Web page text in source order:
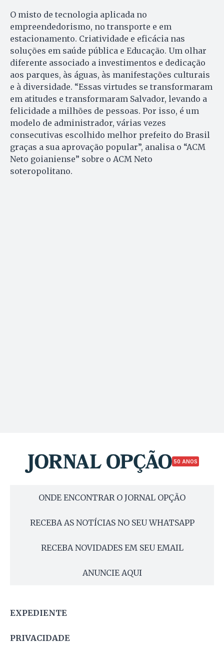
O misto de tecnologia aplicada no
empreendedorismo, no transporte e em
estacionamento. Criatividade e eficácia nas
soluções em saúde pública e Educação. Um olhar
diferente associado a investimentos e dedicação
aos parques, às águas, às manifestações culturais
e à diversidade. “Essas virtudes se transformaram
em atitudes e transformaram Salvador, levando a
felicidade a milhões de pessoas. Por isso, é um
modelo de administrador, várias vezes
consecutivas escolhido melhor prefeito do Brasil
graças a sua aprovação popular”, analisa o “ACM
Neto goianiense” sobre o ACM Neto
soteropolitano.
50 ANOS
ONDE ENCONTRAR O JORNAL OPÇÃO
RECEBA AS NOTÍCIAS NO SEU WHATSAPP
RECEBA NOVIDADES EM SEU EMAIL
ANUNCIE AQUI
EXPEDIENTE
PRIVACIDADE